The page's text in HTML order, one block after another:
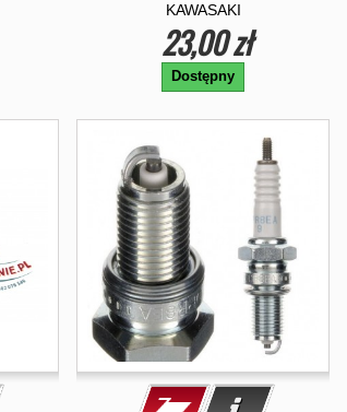
KAWASAKI
23,00 zł
Dostępny